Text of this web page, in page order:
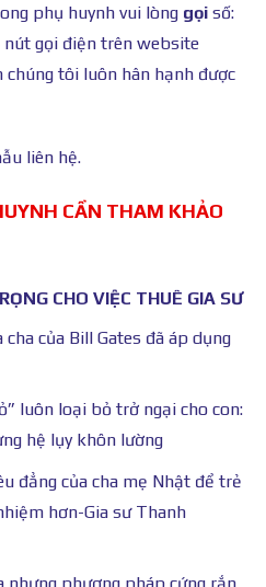
phụ huynh vui lòng gọi số:
nút gọi điện trên website
tôi luôn hân hạnh được
liên hệ.
CẦN THAM KHẢO
CHO VIỆC THUÊ GIA SƯ
của Bill Gates đã áp dụng
luôn loại bỏ trở ngại cho con:
hệ lụy khôn lường
đẳng của cha mẹ Nhật để trẻ
hơn-Gia sư Thanh